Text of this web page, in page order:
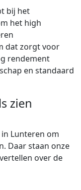
bij het
het high
dat zorgt voor
rendement
en standaard
zien
in Lunteren om
Daar staan onze
over de